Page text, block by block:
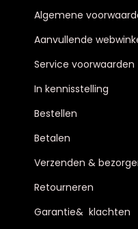
Algemene
Aanvullende
Service voorwaarden
In kennisstelling
Bestellen
Betalen
Verzenden &
Retourneren
Garantie& klachten